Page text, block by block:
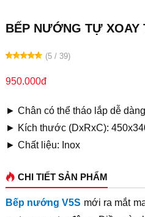
BẾP NƯỚNG TỰ XOAY
(5 / 39)
950.000đ
► Chân có thể tháo lắp dễ
► Kích thước (DxRxC):
► Chất liệu: Inox
CHI TIẾT SẢN PHẨM
Bếp nướng V5S mới ra mắt